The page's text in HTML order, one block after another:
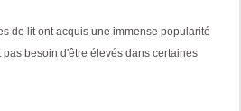
de lit ont acquis une immense popularité
besoin d'être élevés dans certaines